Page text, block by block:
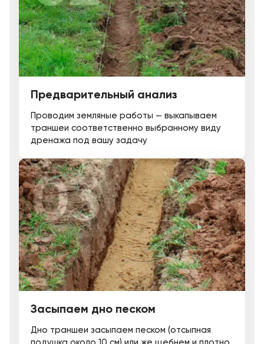
Предварительный анализ
Проводим земляные работы — выкапываем
траншеи соответственно выбранному виду
дренажа под вашу задачу
Засыпаем дно песком
Дно траншеи засыпаем песком (отсыпная